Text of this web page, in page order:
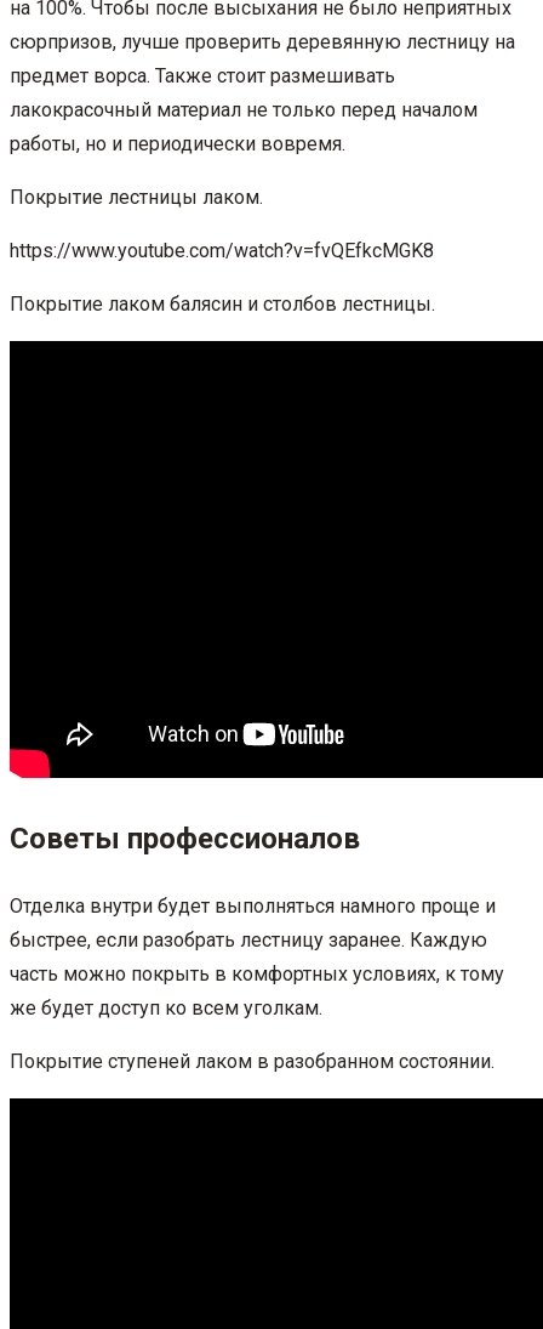
на 100%. Чтобы после высыхания не было неприятных
сюрпризов, лучше проверить деревянную лестницу на
предмет ворса. Также стоит размешивать
лакокрасочный материал не только перед началом
работы, но и периодически вовремя.
Покрытие лестницы лаком.
https://www.youtube.com/watch?v=fvQEfkcMGK8
Покрытие лаком балясин и столбов лестницы.
Советы профессионалов
Отделка внутри будет выполняться намного проще и
быстрее, если разобрать лестницу заранее. Каждую
часть можно покрыть в комфортных условиях, к тому
же будет доступ ко всем уголкам.
Покрытие ступеней лаком в разобранном состоянии.